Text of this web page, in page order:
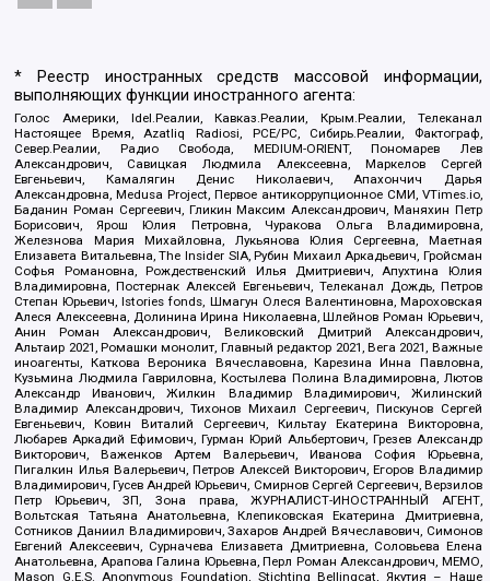
* Реестр иностранных средств массовой информации,
выполняющих функции иностранного агента:
Голос Америки, Idel.Реалии, Кавказ.Реалии, Крым.Реалии, Телеканал
Настоящее Время, Azatliq Radiosi, PCE/PC, Сибирь.Реалии, Фактограф,
Север.Реалии, Радио Свобода, MEDIUM-ORIENT, Пономарев Лев
Александрович, Савицкая Людмила Алексеевна, Маркелов Сергей
Евгеньевич, Камалягин Денис Николаевич, Апахончич Дарья
Александровна, Medusa Project, Первое антикоррупционное СМИ, VTimes.io,
Баданин Роман Сергеевич, Гликин Максим Александрович, Маняхин Петр
Борисович, Ярош Юлия Петровна, Чуракова Ольга Владимировна,
Железнова Мария Михайловна, Лукьянова Юлия Сергеевна, Маетная
Елизавета Витальевна, The Insider SIA, Рубин Михаил Аркадьевич, Гройсман
Софья Романовна, Рождественский Илья Дмитриевич, Апухтина Юлия
Владимировна, Постернак Алексей Евгеньевич, Телеканал Дождь, Петров
Степан Юрьевич, Istories fonds, Шмагун Олеся Валентиновна, Мароховская
Алеся Алексеевна, Долинина Ирина Николаевна, Шлейнов Роман Юрьевич,
Анин Роман Александрович, Великовский Дмитрий Александрович,
Альтаир 2021, Ромашки монолит, Главный редактор 2021, Вега 2021, Важные
иноагенты, Каткова Вероника Вячеславовна, Карезина Инна Павловна,
Кузьмина Людмила Гавриловна, Костылева Полина Владимировна, Лютов
Александр Иванович, Жилкин Владимир Владимирович, Жилинский
Владимир Александрович, Тихонов Михаил Сергеевич, Пискунов Сергей
Евгеньевич, Ковин Виталий Сергеевич, Кильтау Екатерина Викторовна,
Любарев Аркадий Ефимович, Гурман Юрий Альбертович, Грезев Александр
Викторович, Важенков Артем Валерьевич, Иванова София Юрьевна,
Пигалкин Илья Валерьевич, Петров Алексей Викторович, Егоров Владимир
Владимирович, Гусев Андрей Юрьевич, Смирнов Сергей Сергеевич, Верзилов
Петр Юрьевич, ЗП, Зона права, ЖУРНАЛИСТ-ИНОСТРАННЫЙ АГЕНТ,
Вольтская Татьяна Анатольевна, Клепиковская Екатерина Дмитриевна,
Сотников Даниил Владимирович, Захаров Андрей Вячеславович, Симонов
Евгений Алексеевич, Сурначева Елизавета Дмитриевна, Соловьева Елена
Анатольевна, Арапова Галина Юрьевна, Перл Роман Александрович, МЕМО,
Mason G.E.S. Anonymous Foundation, Stichting Bellingcat, Якутия – Наше